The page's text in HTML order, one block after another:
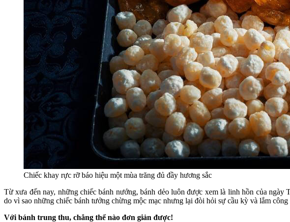
Chiếc khay rực rỡ báo hiệu một mùa trăng đủ đầy hương sắc
Từ xưa đến nay, những chiếc bánh nướng, bánh dẻo luôn được xem là linh hồn của
do vì sao những chiếc bánh tưởng chừng mộc mạc nhưng lại đòi hỏi sự cầu kỳ và lắm công
Với bánh trung thu, chẳng thể nào đơn giản được!